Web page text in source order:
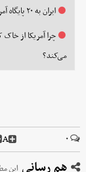
ایران به ۲۰ پایگاه آمریکا آسیب زد
چرا آمریکا از
می‌کند؟
۰ A
این